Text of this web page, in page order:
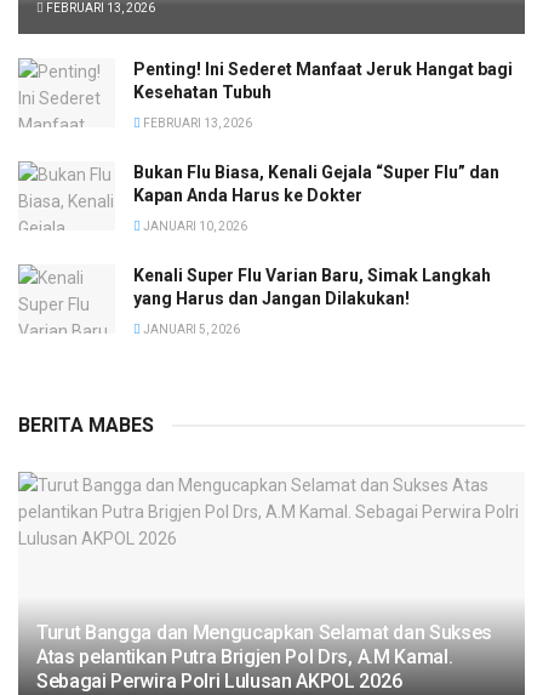
FEBRUARI 13, 2026
Penting! Ini Sederet Manfaat Jeruk Hangat bagi
Kesehatan Tubuh
FEBRUARI 13, 2026
Bukan Flu Biasa, Kenali Gejala “Super Flu” dan
Kapan Anda Harus ke Dokter
JANUARI 10, 2026
Kenali Super Flu Varian Baru, Simak Langkah
yang Harus dan Jangan Dilakukan!
JANUARI 5, 2026
BERITA MABES
Turut Bangga dan Mengucapkan Selamat dan Sukses
Atas pelantikan Putra Brigjen Pol Drs, A.M Kamal.
Sebagai Perwira Polri Lulusan AKPOL 2026